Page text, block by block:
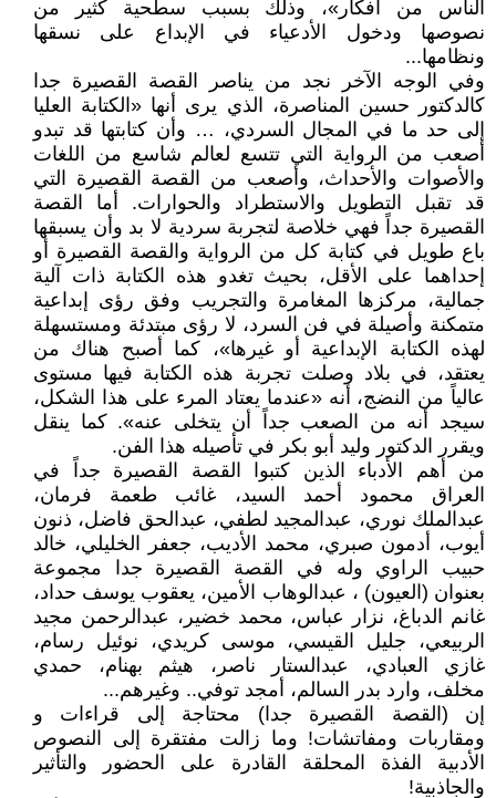
الناس من أفكار»، وذلك بسبب سطحية كثير من
نصوصها ودخول الأدعياء في الإبداع على نسقها
ونظامها...
وفي الوجه الآخر نجد من يناصر القصة القصيرة جدا
كالدكتور حسين المناصرة، الذي يرى أنها «الكتابة العليا
إلى حد ما في المجال السردي، … وأن كتابتها قد تبدو
أصعب من الرواية التي تتسع لعالم شاسع من اللغات
والأصوات والأحداث، وأصعب من القصة القصيرة التي
قد تقبل التطويل والاستطراد والحوارات. أما القصة
القصيرة جداً فهي خلاصة لتجربة سردية لا بد وأن يسبقها
باع طويل في كتابة كل من الرواية والقصة القصيرة أو
إحداهما على الأقل، بحيث تغدو هذه الكتابة ذات آلية
جمالية، مركزها المغامرة والتجريب وفق رؤى إبداعية
متمكنة وأصيلة في فن السرد، لا رؤى مبتدئة ومستسهلة
لهذه الكتابة الإبداعية أو غيرها»، كما أصبح هناك من
يعتقد، في بلاد وصلت تجربة هذه الكتابة فيها مستوى
عالياً من النضج، أنه «عندما يعتاد المرء على هذا الشكل،
سيجد أنه من الصعب جداً أن يتخلى عنه». كما ينقل
ويقرر الدكتور وليد أبو بكر في تأصيله هذا الفن.
من أهم الأدباء الذين كتبوا القصة القصيرة جداً في
العراق محمود أحمد السيد، غائب طعمة فرمان،
عبدالملك نوري، عبدالمجيد لطفي، عبدالحق فاضل، ذنون
أيوب، أدمون صبري، محمد الأديب، جعفر الخليلي، خالد
حبيب الراوي وله في القصة القصيرة جدا مجموعة
بعنوان (العيون) ، عبدالوهاب الأمين، يعقوب يوسف حداد،
غانم الدباغ، نزار عباس، محمد خضير، عبدالرحمن مجيد
الربيعي، جليل القيسي، موسى كريدي، نوئيل رسام،
غازي العبادي، عبدالستار ناصر، هيثم بهنام، حمدي
مخلف، وارد بدر السالم، أمجد توفي.. وغيرهم...
إن (القصة القصيرة جدا) محتاجة إلى قراءات و
ومقاربات ومفاتشات! وما زالت مفتقرة إلى النصوص
الأدبية الفذة المحلقة القادرة على الحضور والتأثير
والجاذبية!